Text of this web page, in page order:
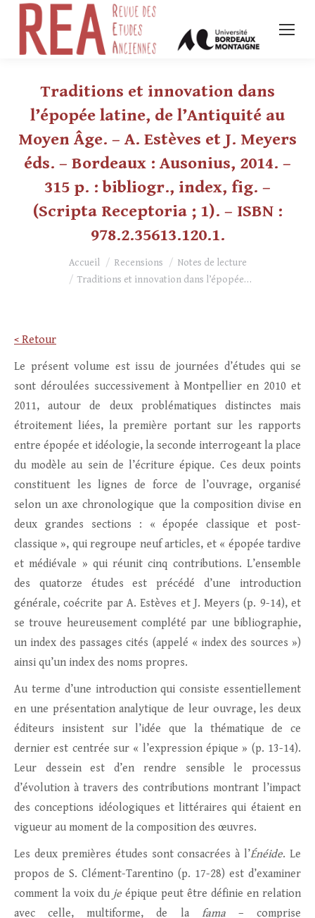
Traditions et innovation dans
l’épopée latine, de l’Antiquité au
Moyen Âge. – A. Estèves et J. Meyers
éds. – Bordeaux : Ausonius, 2014. –
315 p. : bibliogr., index, fig. –
(Scripta Receptoria ; 1). – ISBN :
978.2.35613.120.1.
Vous êtes ici :Accueil Recensions
Notes de lecture
Traditions et innovation dans l’épopée…
< Retour
Le présent volume est issu de journées d’études qui se
sont déroulées successivement à Montpellier en 2010 et
2011, autour de deux problématiques distinctes mais
étroitement liées, la première portant sur les rapports
entre épopée et idéologie, la seconde interrogeant la place
du modèle au sein de l’écriture épique. Ces deux points
constituent les lignes de force de l’ouvrage, organisé
selon un axe chronologique que la composition divise en
deux grandes sections : « épopée classique et post-
classique », qui regroupe neuf articles, et « épopée tardive
et médiévale » qui réunit cinq contributions. L’ensemble
des quatorze études est précédé d’une introduction
générale, coécrite par A. Estèves et J. Meyers (p. 9-14), et
se trouve heureusement complété par une bibliographie,
un index des passages cités (appelé « index des sources »)
ainsi qu’un index des noms propres.
Au terme d’une introduction qui consiste essentiellement
en une présentation analytique de leur ouvrage, les deux
éditeurs insistent sur l’idée que la thématique de ce
dernier est centrée sur « l’expression épique » (p. 13-14).
Leur dessein est d’en rendre sensible le processus
d’évolution à travers des contributions montrant l’impact
des conceptions idéologiques et littéraires qui étaient en
vigueur au moment de la composition des œuvres.
Les deux premières études sont consacrées à l’Énéide. Le
propos de S. Clément-Tarentino (p. 17-28) est d’examiner
comment la voix du je épique peut être définie en relation
avec celle, multiforme, de la fama– comprise